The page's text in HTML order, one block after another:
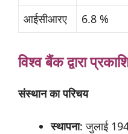
आईसीआरए 6.8 %
विश्वबैंकद्वारा
संस्थानकापरिचय
स्थापना: जुलाई